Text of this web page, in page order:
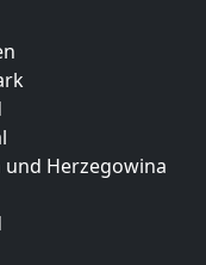
und Herzegowina